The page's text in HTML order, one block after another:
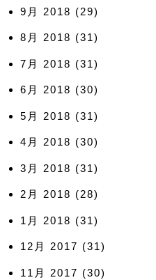
9月 2018 (29)
8月 2018 (31)
7月 2018 (31)
6月 2018 (30)
5月 2018 (31)
4月 2018 (30)
3月 2018 (31)
2月 2018 (28)
1月 2018 (31)
12月 2017 (31)
11月 2017 (30)